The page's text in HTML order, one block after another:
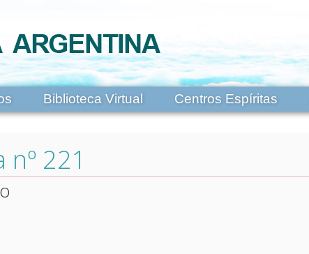
Biblioteca Virtual Centros Espíritas
nº 221